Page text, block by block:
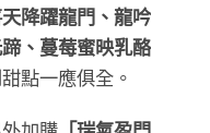
降躍龍門、龍吟
、蔓莓蜜映乳酪
點一應俱全。